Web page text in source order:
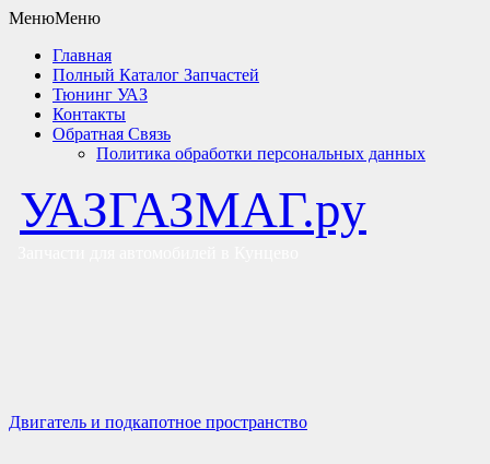
МенюМеню
Главная
Полный Каталог Запчастей
Тюнинг УАЗ
Контакты
Обратная Связь
Политика обработки персональных данных
УАЗГАЗМАГ.ру
Двигатель и подкапотное пространство